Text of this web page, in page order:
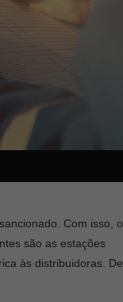
Com isso, o
são as estações
às distribuidoras. De